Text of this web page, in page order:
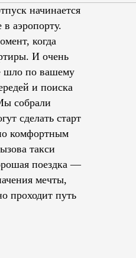
начинается
аэропорту.
когда
И очень
шло по вашему
и поиска
собрали
сделать старт
комфортным
такси
поездка —
мечты,
проходит путь